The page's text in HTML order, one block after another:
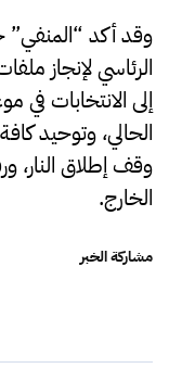
وقد أكد “المنفي”
الرئاسي لإنجاز
إلى الانتخابات
الحالي، وتوحيد
وقف إطلاق النار،
الخارج.
مشاركة الخبر